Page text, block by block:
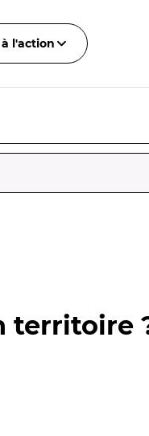
à l'action
territoire